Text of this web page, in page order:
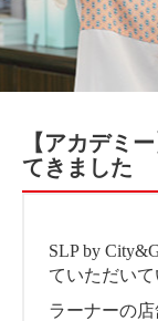
【アカデミ
てきました
SLP by
ていただいて
ラーナーの